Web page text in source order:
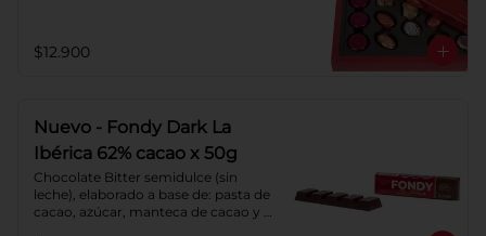
naranja y sabor a vainilla. Pastillas de
chocolate con leche y pastillas de
$12.900
Nuevo - Fondy Dark La
Ibérica 62% cacao x 50g
Chocolate Bitter semidulce (sin
leche), elaborado a base de: pasta de
cacao, azúcar, manteca de cacao y